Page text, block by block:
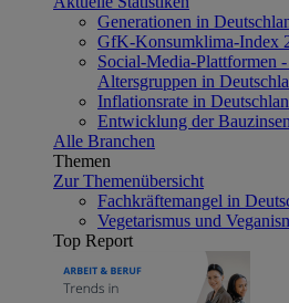
Generationen in
GfK-Konsumklima-Index
Social-Media-Plattformen
Altersgruppen in
Inflationsrate in
Entwicklung der
Alle Branchen
Themen
Zur Themenübersicht
Fachkräftemangel in
Vegetarismus und
Top Report